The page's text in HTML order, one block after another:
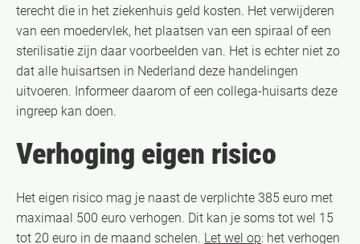
terecht die in het ziekenhuis geld kosten. Het verwijderen
van een moedervlek, het plaatsen van een spiraal of een
sterilisatie zijn daar voorbeelden van. Het is echter niet zo
dat alle huisartsen in Nederland deze handelingen
uitvoeren. Informeer daarom of een collega-huisarts deze
ingreep kan doen.
Verhoging eigen risico
Het eigen risico mag je naast de verplichte 385 euro met
maximaal 500 euro verhogen. Dit kan je soms tot wel 15
tot 20 euro in de maand schelen. Let wel op: het verhogen